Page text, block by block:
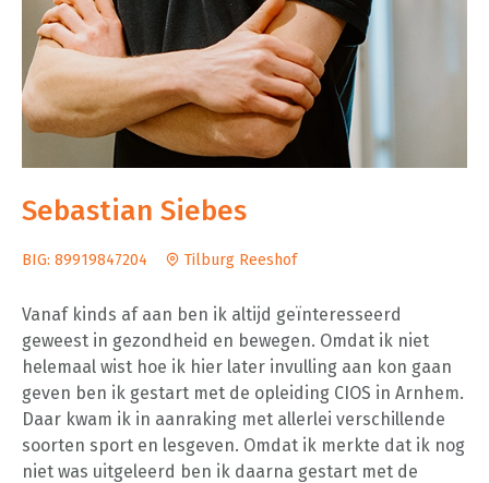
Sebastian Siebes
BIG: 89919847204 Tilburg Reeshof
Vanaf kinds af aan ben ik altijd geïnteresseerd
geweest in gezondheid en bewegen. Omdat ik niet
helemaal wist hoe ik hier later invulling aan kon gaan
geven ben ik gestart met de opleiding CIOS in Arnhem.
Daar kwam ik in aanraking met allerlei verschillende
soorten sport en lesgeven. Omdat ik merkte dat ik nog
niet was uitgeleerd ben ik daarna gestart met de